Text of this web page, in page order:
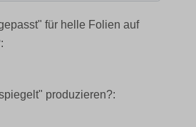
für helle Folien auf
produzieren?: